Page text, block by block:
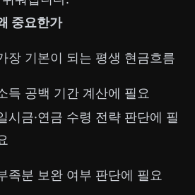
중요한가
장 기본이 되는 평생 현금흐름
득 공백 기간 계산에 필요
시금·연금 수령 전략 판단에 필
족분 보완 여부 판단에 필요